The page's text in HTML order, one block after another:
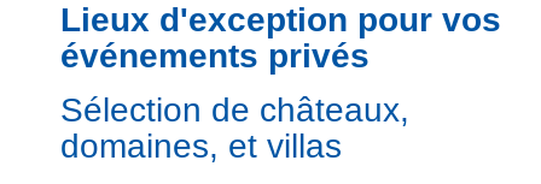
Lieux d'exception pour vos
événements privés
Sélection de châteaux,
domaines, et villas